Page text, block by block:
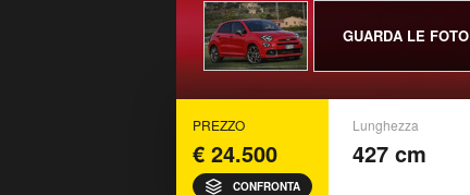
GUARDA LE FOTO
PREZZO
€ 24.500
CONFRONTA
Lunghezza
427 cm